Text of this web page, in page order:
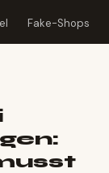
Fake-Shops